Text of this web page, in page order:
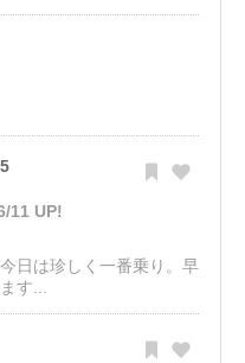
11 UP!
日は珍しく一番乗り。早
す...